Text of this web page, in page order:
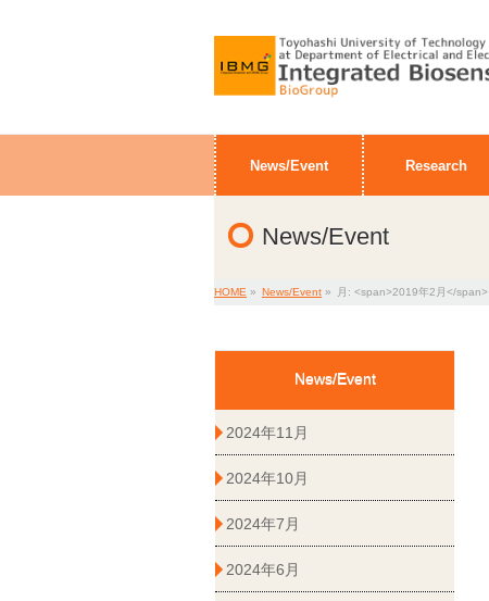
News/Event Research
News/Event
HOME » News/Event » 月: <span>2019年2月</span>
News/Event
2024年11月
2024年10月
2024年7月
2024年6月